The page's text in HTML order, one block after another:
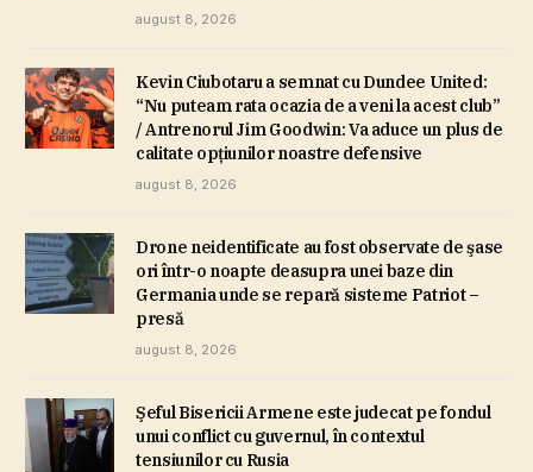
august 8, 2026
Kevin Ciubotaru a semnat cu Dundee United:
“Nu puteam rata ocazia de a veni la acest club”
/ Antrenorul Jim Goodwin: Va aduce un plus de
calitate opţiunilor noastre defensive
august 8, 2026
Drone neidentificate au fost observate de şase
ori într-o noapte deasupra unei baze din
Germania unde se repară sisteme Patriot –
presă
august 8, 2026
Şeful Bisericii Armene este judecat pe fondul
unui conflict cu guvernul, în contextul
tensiunilor cu Rusia